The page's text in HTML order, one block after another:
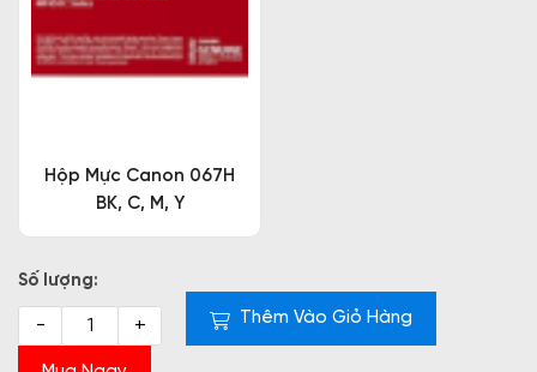
Hộp Mực Canon 067H
BK, C, M, Y
Số lượng:
- + Thêm Vào Giỏ Hàng